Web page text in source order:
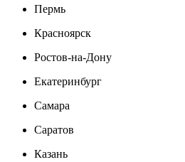
Пермь
Красноярск
Ростов-на-Дону
Екатеринбург
Самара
Саратов
Казань